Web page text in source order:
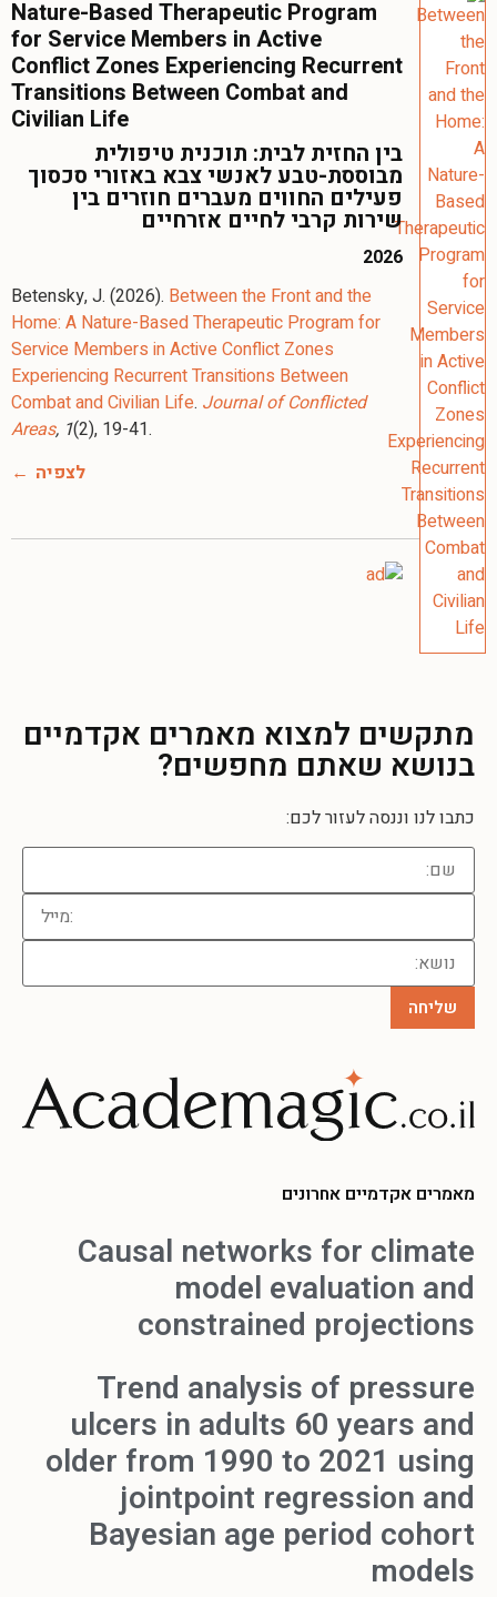
Nature-Based Therapeutic Program
for Service Members in Active
Conflict Zones Experiencing Recurrent
Transitions Between Combat and
Civilian Life
בין החזית לבית: תוכנית טיפולית
מבוססת-טבע לאנשי צבא באזורי סכסוך
פעילים החווים מעברים חוזרים בין
שירות קרבי לחיים אזרחיים
2026
Betensky, J. (2026). Between the Front and the
Home: A Nature-Based Therapeutic Program for
Service Members in Active Conflict Zones
Experiencing Recurrent Transitions Between
Combat and Civilian Life. Journal of Conflicted
Areas, 1(2), 19-41.
לצפיה
מתקשים למצוא מאמרים אקדמיים
בנושא שאתם מחפשים?
כתבו לנו וננסה לעזור לכם:
מאמרים אקדמיים אחרונים
Causal networks for climate
model evaluation and
constrained projections
Trend analysis of pressure
ulcers in adults 60 years and
older from 1990 to 2021 using
jointpoint regression and
Bayesian age period cohort
models